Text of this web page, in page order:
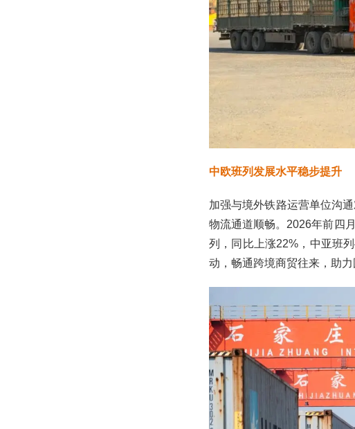
中欧班列发展水平稳步提升
加强与境外铁路运营单位沟
物流通道顺畅。2026年前四月
列，同比上涨22%，中亚班
动，畅通跨境商贸往来，助